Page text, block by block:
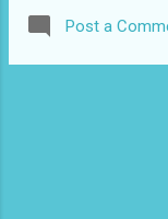
निर्देशित की.और अगर की
के नाम पर धब्बा हो
बयानों के कारन पसंद
Post a